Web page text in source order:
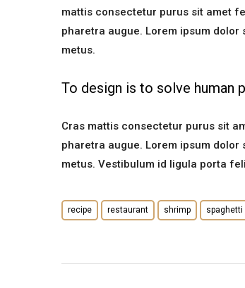
mattis consectetur purus sit amet
pharetra augue. Lorem ipsum
metus.
To design is to solve human
Cras mattis consectetur purus sit
pharetra augue. Lorem ipsum
metus. Vestibulum id ligula porta
recipe restaurant shrimp spaghetti